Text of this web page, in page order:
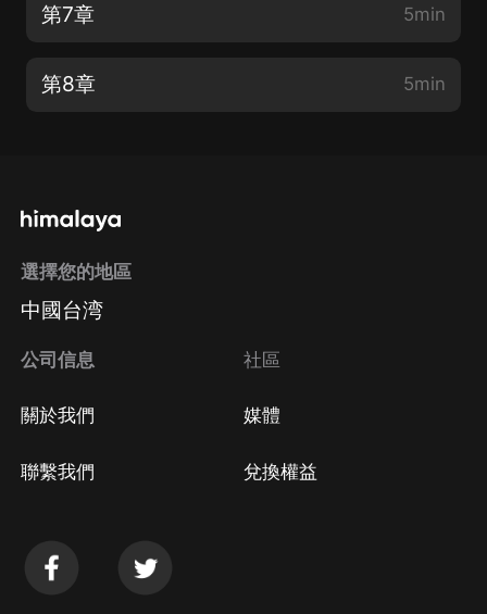
第7章 5min
第8章 5min
選擇您的地區
中國台湾
公司信息
關於我們
聯繫我們
社區
媒體
兌換權益